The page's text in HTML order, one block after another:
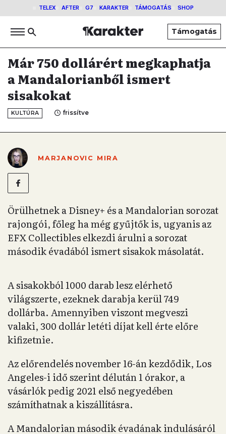
TELEX AFTER G7 KARAKTER TÁMOGATÁS SHOP
Támogatás
Már 750 dollárért megkaphatja
a Mandalorianből ismert
sisakokat
KULTÚRA frissítve
MARJANOVIC MIRA
Örülhetnek a Disney+ és a Mandalorian sorozat
rajongói, főleg ha még gyűjtők is, ugyanis az
EFX Collectibles elkezdi árulni a sorozat
második évadából ismert sisakok másolatát.
A sisakokból 1000 darab lesz elérhető
világszerte, ezeknek darabja kerül 749
dollárba. Amennyiben viszont megveszi
valaki, 300 dollár letéti díjat kell érte előre
kifizetnie.
Az előrendelés november 16-án kezdődik, Los
Angeles-i idő szerint délután 1 órakor, a
vásárlók pedig 2021 első negyedében
számíthatnak a kiszállításra.
A Mandalorian második évadának indulásáról